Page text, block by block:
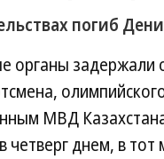
погиб
органы задержали
МВД
четверг днем, в